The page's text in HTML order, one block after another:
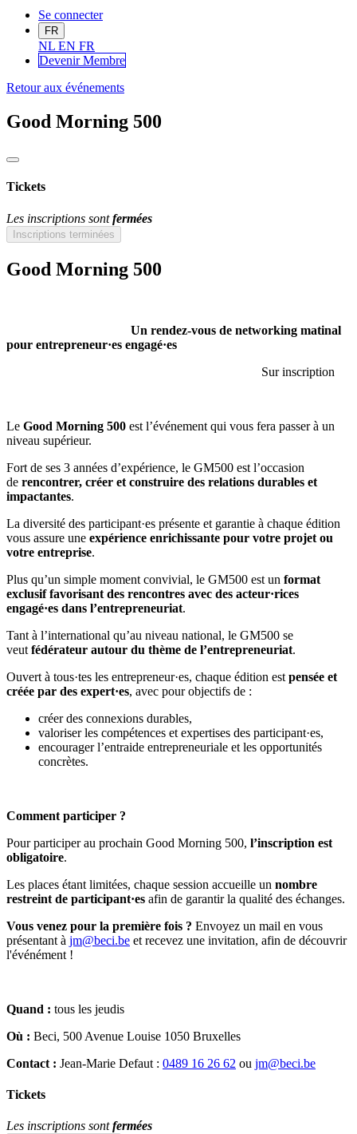
Se connecter
FR
NL EN FR
Devenir Membre
Retour aux événements
Good Morning 500
Tickets
Les inscriptions sontfermées
Inscriptions terminées
Good Morning 500
Un rendez-vous de networking matinal
pour entrepreneur·es engagé·es
Sur inscription
Le Good Morning 500 est l’événement qui vous fera passer à un
niveau supérieur.
Fort de ses 3 années d’expérience, le GM500 est l’occasion
de rencontrer, créer et construire des relations durables et
impactantes.
La diversité des participant·es présente et garantie à chaque édition
vous assure une expérience enrichissante pour votre projet ou
votre entreprise.
Plus qu’un simple moment convivial, le GM500 est un format
exclusif favorisant des rencontres avec des acteur·rices
engagé·es dans l’entrepreneuriat.
Tant à l’international qu’au niveau national, le GM500 se
veut fédérateur autour du thème de l’entrepreneuriat.
Ouvert à tous·tes les entrepreneur·es, chaque édition est pensée et
créée par des expert·es, avec pour objectifs de :
créer des connexions durables,
valoriser les compétences et expertises des participant·es,
encourager l’entraide entrepreneuriale et les opportunités
concrètes.
Comment participer ?
Pour participer au prochain Good Morning 500, l’inscription est
obligatoire.
Les places étant limitées, chaque session accueille un nombre
restreint de participant·es afin de garantir la qualité des échanges.
Vous venez pour la première fois ? Envoyez un mail en vous
présentant à jm@beci.be et recevez une invitation, afin de découvrir
l'événément !
Quand : tous les jeudis
Où : Beci, 500 Avenue Louise 1050 Bruxelles
Contact : Jean-Marie Defaut : 0489 16 26 62 ou jm@beci.be
Tickets
Les inscriptions sontfermées